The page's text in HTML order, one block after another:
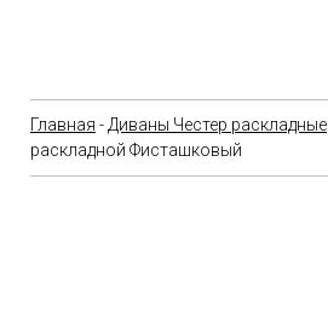
Главная -Диваны Честер раскладные
раскладной Фисташковый